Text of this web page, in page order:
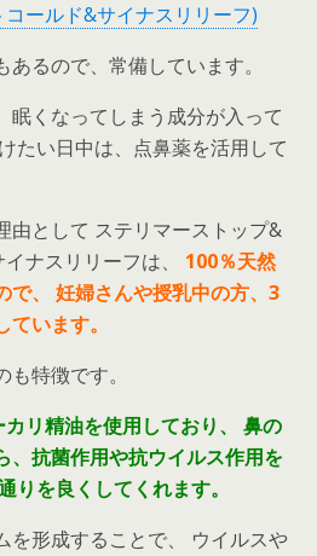
ールド&サイナスリリーフ)
るので、常備しています。
眠くなってしまう成分が入って
たい日中は、点鼻薬を活用して
由として ステリマーストップ&
ナスリリーフは、 100％天然
、
妊婦さんや授乳中の方、3
います。
特徴です。
リ精油を使用しており、
鼻の
、抗菌作用や抗ウイルス作用を
りを良くしてくれます。
を形成することで、 ウイルスや